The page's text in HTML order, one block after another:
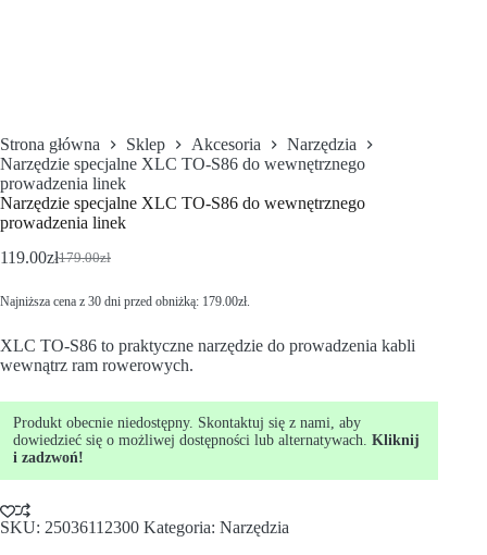
Strona główna Sklep Akcesoria
Narzędzia
Narzędzie specjalne XLC TO-S86 do wewnętrznego
prowadzenia linek
Narzędzie specjalne XLC TO-S86 do wewnętrznego
prowadzenia linek
179.00zł
119.00zł
Najniższa cena z 30 dni przed obniżką: 179.00zł.
XLC TO-S86 to praktyczne narzędzie do prowadzenia kabli
wewnątrz ram rowerowych.
Produkt obecnie niedostępny. Skontaktuj się z nami, aby
dowiedzieć się o możliwej dostępności lub alternatywach. Kliknij
i zadzwoń!
SKU: 25036112300 Kategoria: Narzędzia